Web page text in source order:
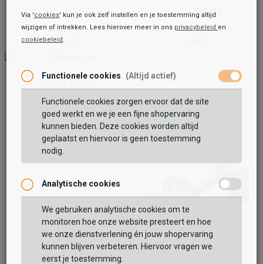
59,99 39,99
99,99 84,99
69,99 54,99
Tamaris
Sandalen Hak
Via 'cookies' kun je ook zelf instellen en je toestemming altijd
wijzigen of intrekken. Lees hierover meer in ons privacybeleid en
cookiebeleid.
Functionele cookies (Altijd actief)
Functionele cookies zorgen ervoor dat de site
goed werkt en we je een fijne shopervaring
kunnen bieden. Deze cookies worden altijd
geplaatst en hiervoor is geen toestemming
nodig.
Analytische cookies
We gebruiken analytische cookies om te
monitoren hoe onze website presteert en hoe
we onze dienstverlening én jouw shopervaring
kunnen blijven verbeteren. Hiervoor vragen we
eerst je toestemming.